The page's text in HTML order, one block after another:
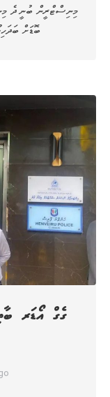
މިނިސްޓްރީން ބުނީ ދެ
ބޮޑަށް
ގެގް އޯޑަރ